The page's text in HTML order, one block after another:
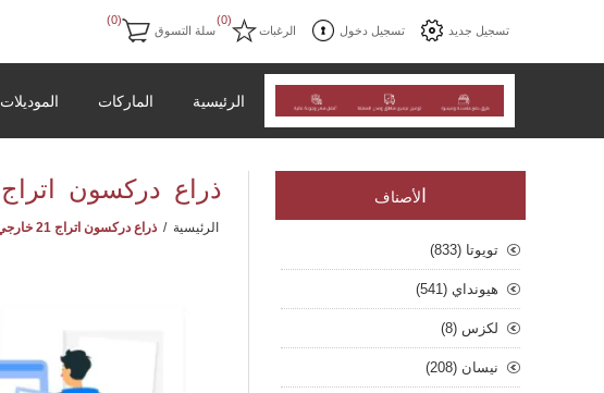
تسجيل جديد تسجيل دخول الرغبات
(0)
سلة التسوق
(0)
الرئيسية الماركات الموديلات
ذراع دركسون اتراج 21 خارجي
الرئيسية / ذراع دركسون اتراج 21 خارجي
لأصناف
تويوتا (833)
هيونداي (541)
لكزس (8)
نيسان (208)